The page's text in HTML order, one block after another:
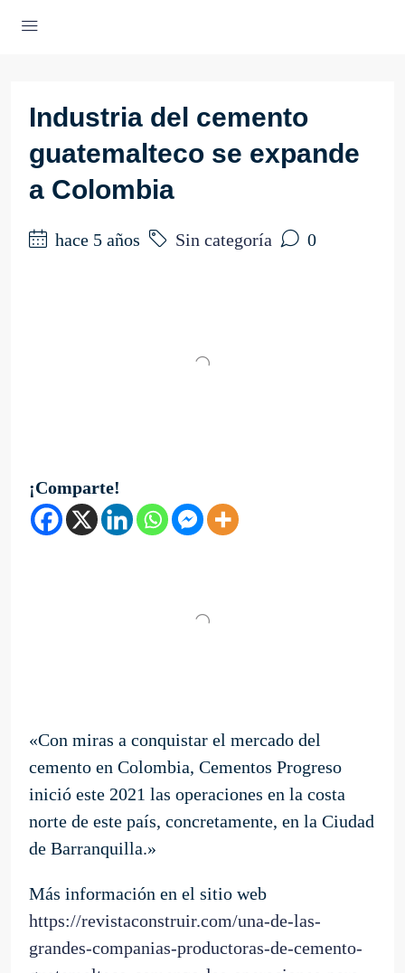
Industria del cemento
guatemalteco se expande
a Colombia
hace 5 años Sin categoría 0
¡Comparte!
«Con miras a conquistar el mercado del
cemento en Colombia, Cementos Progreso
inició este 2021 las operaciones en la costa
norte de este país, concretamente, en la Ciudad
de Barranquilla.»
Más información en el sitio web
https://revistaconstruir.com/una-de-las-
grandes-companias-productoras-de-cemento-